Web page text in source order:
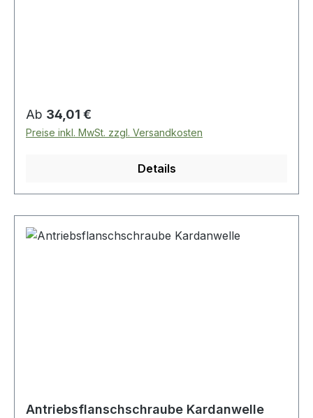
Regulärer Preis:
Ab 34,01 €
Preise inkl. MwSt. zzgl. Versandkosten
Details
Antriebsflanschschraube Kardanwelle